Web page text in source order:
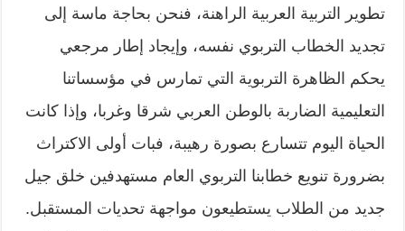
تطوير التربية العربية الراهنة، فنحن بحاجة ماسة إلى
تجديد الخطاب التربوي نفسه، وإيجاد إطار مرجعي
يحكم الظاهرة التربوية التي تمارس في مؤسساتنا
التعليمية الضاربة بالوطن العربي شرقا وغربا، وإذا كانت
الحياة اليوم تتسارع بصورة رهيبة، فبات أولى الاكتراث
بضرورة تنويع خطابنا التربوي العام مستهدفين خلق جيل
جديد من الطلاب يستطيعون مواجهة تحديات المستقبل.